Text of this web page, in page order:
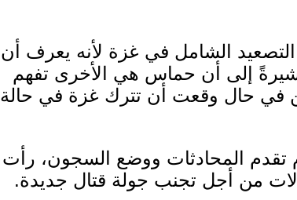
التصعيد الشامل في غزة لأنه يعرف أن
مشيرةً إلى أن حماس هي الأخرى تفهم
في حال وقعت أن تترك غزة في حالة
المحادثات ووضع السجون، رأت
من أجل تجنب جولة قتال جديدة.